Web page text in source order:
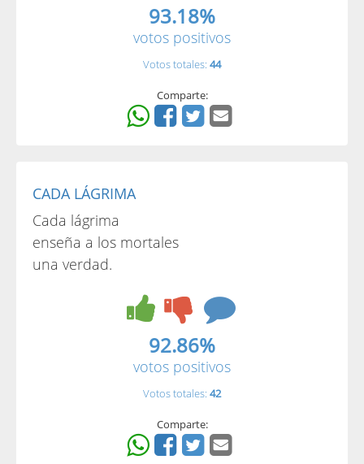
93.18%
votos positivos
Votos totales: 44
Comparte:
CADA LÁGRIMA
Cada lágrima
enseña a los mortales
una verdad.
92.86%
votos positivos
Votos totales: 42
Comparte: